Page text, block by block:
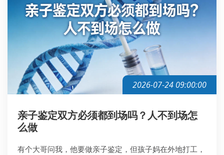
2026-07-24 09:00:00
亲子鉴定双方必须都到场吗？人不到场怎
么做
有个大哥问我，他要做亲子鉴定，但孩子妈在外地打工，